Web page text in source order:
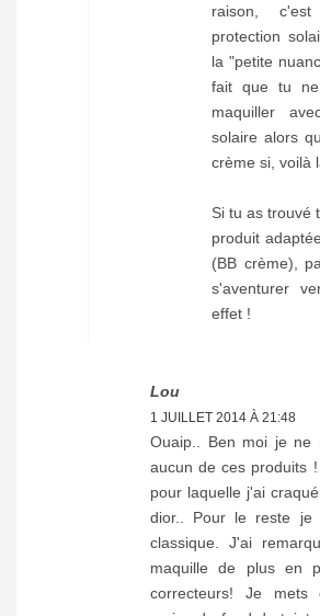
raison,
protection
la "petite
fait que tu
maquiller
solaire alors
crème si, voilà
Si tu as trouvé
produit
(BB crème),
s'aventurer
effet !
Lou
1 JUILLET 2014 À 21:48
Ouaip.. Ben moi je ne
aucun de ces produits
pour laquelle j'ai
dior.. Pour le reste je
classique. J'ai
maquille de plus en
correcteurs! Je mets